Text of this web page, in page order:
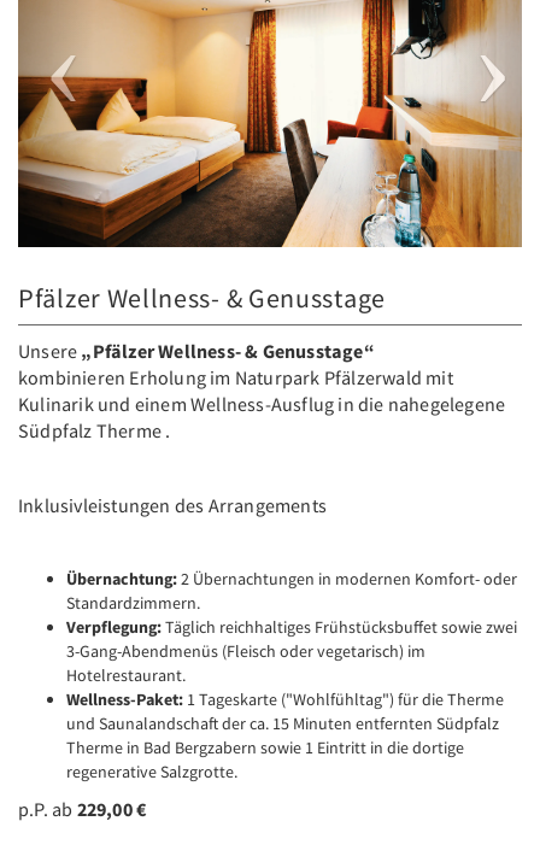
Pfälzer Wellness- & Genusstage
Unsere „Pfälzer Wellness- & Genusstage“
kombinieren Erholung im Naturpark Pfälzerwald mit
Kulinarik und einem Wellness-Ausflug in die nahegelegene
Südpfalz Therme .
Inklusivleistungen des Arrangements
Übernachtung:2 Übernachtungen in modernen Komfort- oder
Standardzimmern.
Verpflegung:Täglich reichhaltiges Frühstücksbuffet sowie zwei
3-Gang-Abendmenüs (Fleisch oder vegetarisch) im
Hotelrestaurant.
Wellness-Paket: 1 Tageskarte ("Wohlfühltag") für die Therme
und Saunalandschaft der ca. 15 Minuten entfernten Südpfalz
Therme in Bad Bergzabern sowie 1 Eintritt in die dortige
regenerative Salzgrotte.
p.P. ab 229,00 €